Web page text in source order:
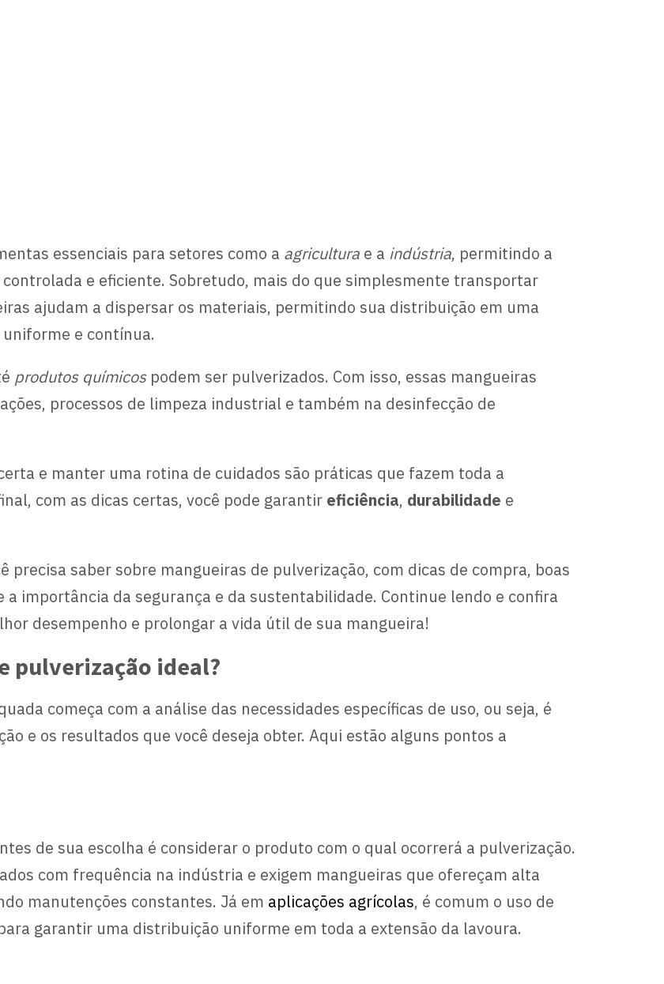
essenciais para setores como a agricultura e a indústria, permitindo a
e eficiente. Sobretudo, mais do que simplesmente transportar
ajudam a dispersar os materiais, permitindo sua distribuição em uma
e contínua.
produtos químicospodem ser pulverizados. Com isso, essas mangueiras
processos de limpeza industrial e também na desinfecção de
e manter uma rotina de cuidados são práticas que fazem toda a
com as dicas certas, você pode garantir eficiência, durabilidade e
precisa saber sobre mangueiras de pulverização, com dicas de compra, boas
a importância da segurança e da sustentabilidade. Continue lendo e confira
desempenho e prolongar a vida útil de sua mangueira!
pulverização ideal?
começa com a análise das necessidades específicas de uso, ou seja, é
e os resultados que você deseja obter. Aqui estão alguns pontos a
de sua escolha é considerar o produto com o qual ocorrerá a pulverização.
com frequência na indústria e exigem mangueiras que ofereçam alta
manutenções constantes. Já em aplicações agrícolas, é comum o uso de
garantir uma distribuição uniforme em toda a extensão da lavoura.